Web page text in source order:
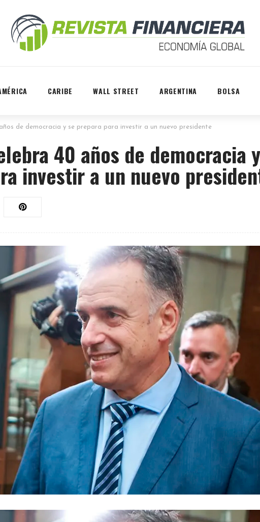
CARIBE WALL STREET ARGENTINA BOLSA
de democracia y se prepara para investir a un nuevo presidente
40 años de democracia
investir a un nuevo